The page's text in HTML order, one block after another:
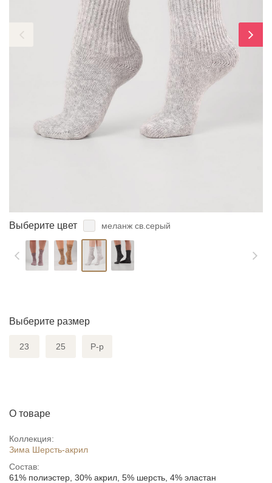
Выберите цвет меланж св.серый
Выберите размер
23 25 Р-р
О товаре
Коллекция:
Зима Шерсть-акрил
Состав:
61% полиэстер, 30% акрил, 5% шерсть, 4% эластан